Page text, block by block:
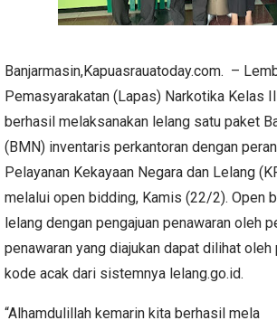
Banjarmasin,Kapuasrauatoday.com. –
Pemasyarakatan (Lapas) Narkotika Kelas
berhasil melaksanakan lelang satu paket
(BMN) inventaris perkantoran dengan
Pelayanan Kekayaan Negara dan Lelang
melalui open bidding, Kamis (22/2). Open
lelang dengan pengajuan penawaran oleh
penawaran yang diajukan dapat dilihat
kode acak dari sistemnya lelang.go.id.
“Alhamdulillah kemarin kita berhasil mela